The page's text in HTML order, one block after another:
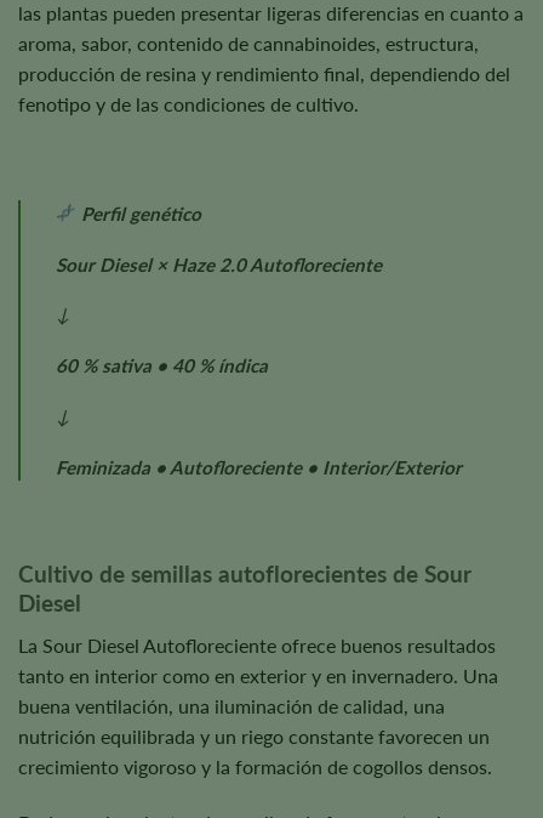
las plantas pueden presentar ligeras diferencias en cuanto a
aroma, sabor, contenido de cannabinoides, estructura,
producción de resina y rendimiento final, dependiendo del
fenotipo y de las condiciones de cultivo.
Perfil genético
Sour Diesel × Haze 2.0 Autofloreciente
↓
60 % sativa • 40 % índica
↓
Feminizada • Autofloreciente • Interior/Exterior
Cultivo de semillas autoflorecientes de Sour
Diesel
La Sour Diesel Autofloreciente ofrece buenos resultados
tanto en interior como en exterior y en invernadero. Una
buena ventilación, una iluminación de calidad, una
nutrición equilibrada y un riego constante favorecen un
crecimiento vigoroso y la formación de cogollos densos.